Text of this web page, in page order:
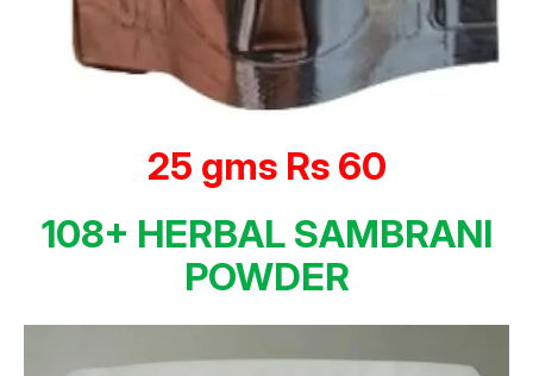
25 gms Rs 60
108+ HERBAL SAMBRANI
POWDER